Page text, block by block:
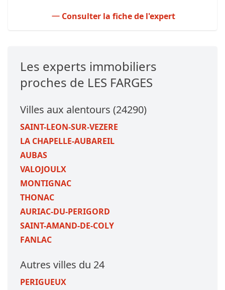
Consulter la fiche de l'expert
Les experts immobiliers
proches de LES FARGES
Villes aux alentours (24290)
SAINT-LEON-SUR-VEZERE
LA CHAPELLE-AUBAREIL
AUBAS
VALOJOULX
MONTIGNAC
THONAC
AURIAC-DU-PERIGORD
SAINT-AMAND-DE-COLY
FANLAC
Autres villes du 24
PERIGUEUX